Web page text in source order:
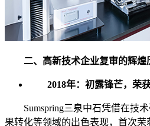
二、高新技术企业复审的辉煌
2018年：初露锋芒，荣
Sumspring三泉中石凭借在技术
果转化等领域的出色表现，首次